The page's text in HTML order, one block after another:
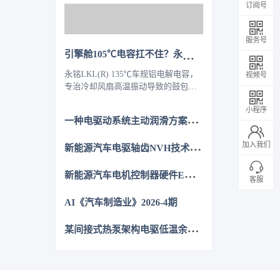
引擎舱105℃电容扛不住？永铭LKL(R) 135℃车规铝电解电容，破解冷却风扇高温振动失效难题
永铭LKL(R) 135℃车规铝电解电容，
专治冷却风扇高温振动导致的鼓包漏
≤10PPM（传统方案300PPM）。可PIN
板。100万颗用量售后赔付从45万降至
力国产化替代。
一
种电驱动系统主动润滑方案的设计与分析
新
能源汽车电驱轴齿NVH技术图谱研究
新
能源汽车电机控制器硬件EMC源头抑制技术
AI《汽车制造业》2026-4期
某
间接式热泵架构电驱低温余热利用控制方法的仿真优化研究
订阅号
服务号
视频号
小程序
加入我们
客服